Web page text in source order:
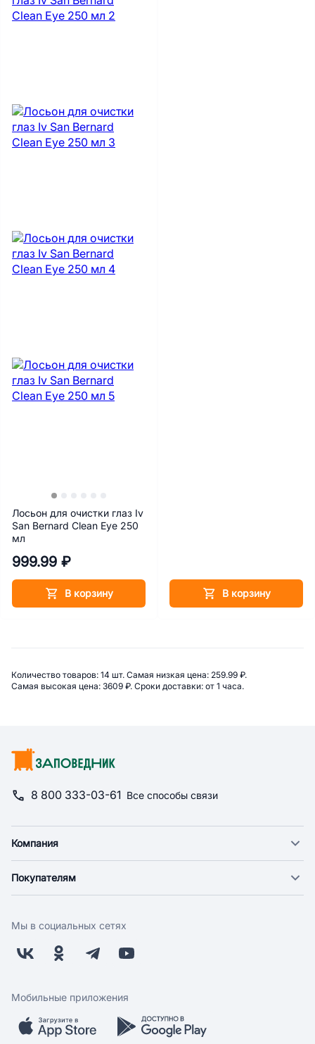
Лосьон для очистки глаз Iv
San Bernard Clean Eye 250
мл
999.99 ₽
В корзину В корзину
Сводная информация по
Количество товаров: 14 шт. Самая низкая цена: 259.99 ₽.
Самая высокая цена: 3609 ₽. Сроки доставки: от 1 часа.
8 800 333-03-61 Все способы связи
Компания
Новости
Поставщикам
Заводчикам
Обратная связь
Покупателям
Оплата
Бонусная программа
Скидки и акции
Мобильное приложение
Мы в социальных сетях
Мобильные приложения